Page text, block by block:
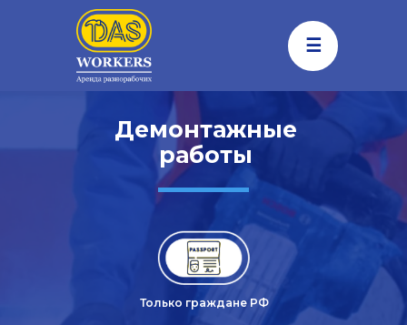
☰
Демонтажные
работы
Только граждане РФ